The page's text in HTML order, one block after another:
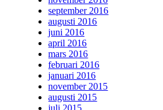
september 2016
augusti 2016
juni 2016
april 2016
mars 2016
februari 2016
januari 2016
november 2015
augusti 2015